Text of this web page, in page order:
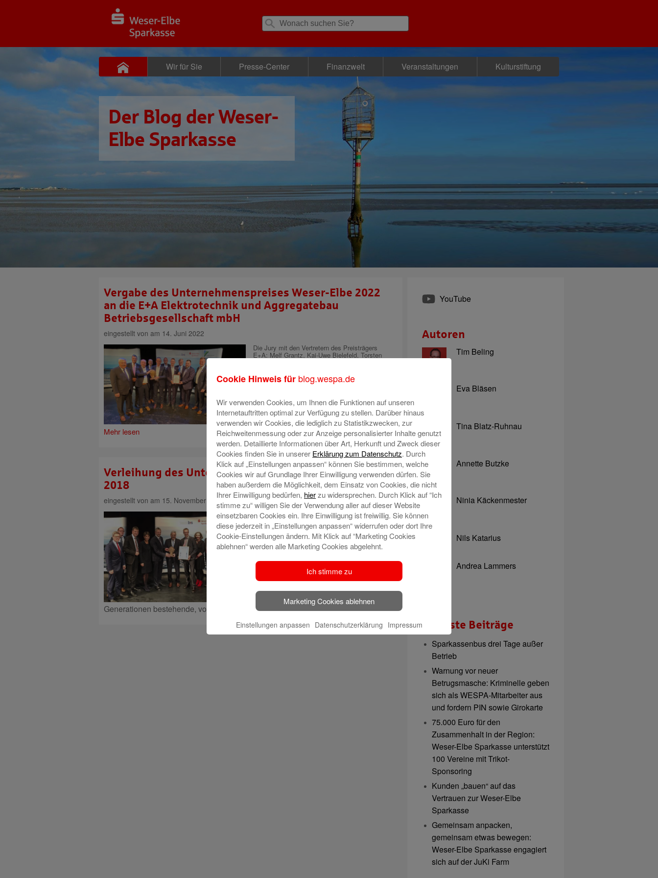
Wir für Sie Presse-Center Finanzwelt Veranstaltungen Kulturstiftung
Der Blog der Weser-
Elbe Sparkasse
Vergabe des Unternehmenspreises Weser-Elbe 2022
an die E+A Elektrotechnik und Aggregatebau
Betriebsgesellschaft mbH
eingestellt von am 14. Juni 2022
Die Jury mit den Vertretern des Preisträgers
E+A: Melf Grantz, Kai-Uwe Bielefeld, Torsten
Klett, Oliver Rösner, Eike Ullrich und Dr.
Matthias Fonger
Zum sechsten Mal wird der
Unternehmenspreis
Mehr lesen
Verleihung des Unternehmenspreises Weser-Elbe
2018
eingestellt von am 15. November 2018
Zum zweiten Mal wird der
Unternehmenspreis Weser-Elbe für die
Seestadt Bremerhaven und den
Landkreis Cuxhaven im Rahmen
eines Festaktes im Stadttheater
Bremerhaven verliehen. In diesem
die namhafte Auszeichnung. Der seit
Generationen bestehende, von den
Mehr lesen
YouTube
Autoren
Tim Beling
Eva Bläsen
Tina Blatz-Ruhnau
Annette Butzke
Ninia Käckenmester
Nils Katarius
Andrea Lammers
Neueste Beiträge
Sparkassenbus drei Tage außer
Betrieb
Warnung vor neuer
Betrugsmasche: Kriminelle geben
sich als WESPA-Mitarbeiter aus
und fordern PIN sowie Girokarte
75.000 Euro für den
Zusammenhalt in der Region:
Weser-Elbe Sparkasse unterstützt
100 Vereine mit Trikot-
Sponsoring
Kunden „bauen“ auf das
Vertrauen zur Weser-Elbe
Sparkasse
Gemeinsam anpacken,
gemeinsam etwas bewegen:
Weser-Elbe Sparkasse engagiert
sich auf der JuKi Farm
Cookie Hinweis für blog.wespa.de
Wir verwenden Cookies, um Ihnen die Funktionen auf unseren
Internetauftritten optimal zur Verfügung zu stellen. Darüber hinaus
verwenden wir Cookies, die lediglich zu Statistikzwecken, zur
Reichweitenmessung oder zur Anzeige personalisierter Inhalte genutzt
werden. Detaillierte Informationen über Art, Herkunft und Zweck dieser
Cookies finden Sie in unserer Erklärung zum Datenschutz. Durch
Klick auf „Einstellungen anpassen“ können Sie bestimmen, welche
Cookies wir auf Grundlage Ihrer Einwilligung verwenden dürfen. Sie
haben außerdem die Möglichkeit, dem Einsatz von Cookies, die nicht
Ihrer Einwilligung bedürfen, hierzu widersprechen. Durch Klick auf “Ich
stimme zu“ willigen Sie der Verwendung aller auf dieser Website
einsetzbaren Cookies ein. Ihre Einwilligung ist freiwillig. Sie können
diese jederzeit in „Einstellungen anpassen“ widerrufen oder dort Ihre
Cookie-Einstellungen ändern. Mit Klick auf “Marketing Cookies
ablehnen“ werden alle Marketing Cookies abgelehnt.
Ich stimme zu
Marketing Cookies ablehnen
Einstellungen anpassen Datenschutzerklärung Impressum